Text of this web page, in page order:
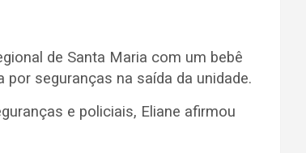
de Santa Maria com um bebê
seguranças na saída da unidade.
e policiais, Eliane afirmou